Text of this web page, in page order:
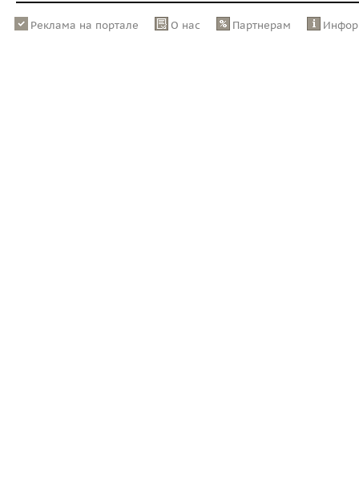
Реклама на портале О нас Партнерам